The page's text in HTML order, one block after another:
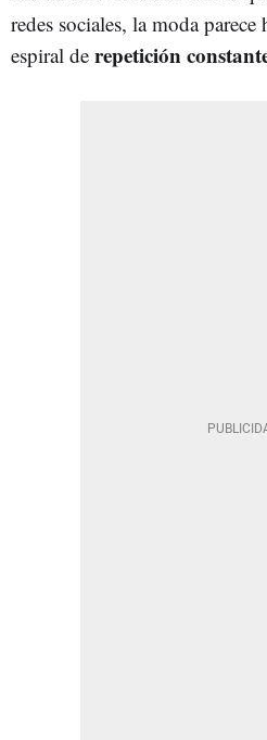
redes sociales, la moda
espiral de repetición